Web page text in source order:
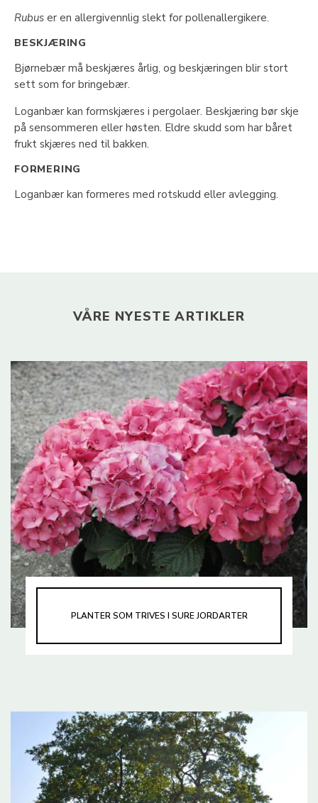
Rubus er en allergivennlig slekt for pollenallergikere.
BESKJÆRING
Bjørnebær må beskjæres årlig, og beskjæringen blir stort
sett som for bringebær.
Loganbær kan formskjæres i pergolaer. Beskjæring bør skje
på sensommeren eller høsten. Eldre skudd som har båret
frukt skjæres ned til bakken.
FORMERING
Loganbær kan formeres med rotskudd eller avlegging.
VÅRE NYESTE ARTIKLER
PLANTER SOM TRIVES I SURE JORDARTER